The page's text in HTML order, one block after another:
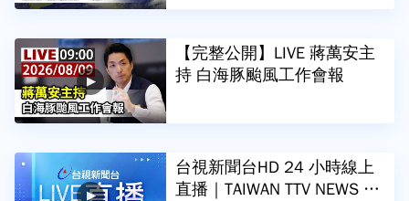
【完整公開】LIVE 蔣萬安主
持 白海豚颱風工作會報
台視新聞台HD 24 小時線上
直播｜TAIWAN TTV NEWS H